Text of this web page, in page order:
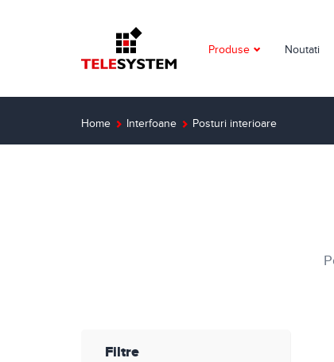
Produse
Detectie incendiu
Noutati
Home Interfoane Posturi interioare
Filtre